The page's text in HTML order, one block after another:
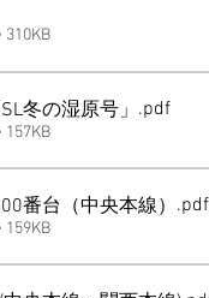
冬の湿原号」 .pdf
番台（中央本線） .pdf